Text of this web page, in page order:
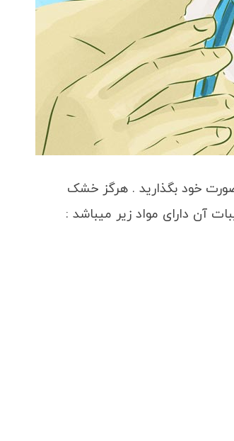
خود بگذارید . هرگز خشک
آن دارای مواد زیر میباشد :